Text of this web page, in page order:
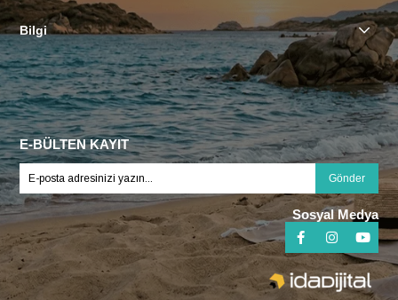
Bilgi
E-BÜLTEN KAYIT
Gönder
Sosyal Medya